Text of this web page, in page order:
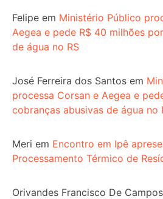
Felipe em Ministério Público
Aegea e pede R$ 40 milhões
de água no RS
José Ferreira dos Santos em
processa Corsan e Aegea e
cobranças abusivas de água no
Meri em Encontro em Ipê
Processamento Térmico de
Orivandes Francisco De Campos